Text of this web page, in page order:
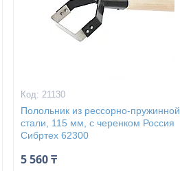
21130
Полольник из рессорно-пружинной
стали, 115 мм, с черенком Россия
Сибртех 62300
5 560 ₸